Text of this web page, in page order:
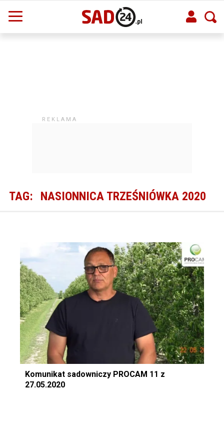
TAG: NASIONNICA TRZEŚNIÓWKA 2020
Komunikat sadowniczy PROCAM 11 z
27.05.2020